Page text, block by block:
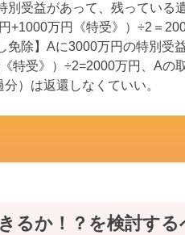
受益があって、残っている
+1000万円《特受》）÷2＝
除】Aに3000万円の特別受
特受》）÷2=2000万円、Aの
）は返還しなくていい。
るか！？を検討する